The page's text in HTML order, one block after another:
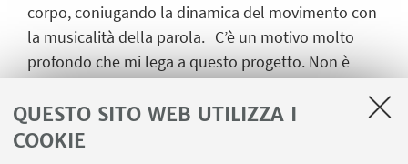
QUESTO SITO WEB UTILIZZA I
COOKIE
corpo, coniugando la dinamica del movimento con
la musicalità della parola. C’è un motivo molto
profondo che mi lega a questo progetto. Non è
fare solo con la memoria. Non solo ha a che fare
con me stesso, con la mia vita, la mia identità, e col